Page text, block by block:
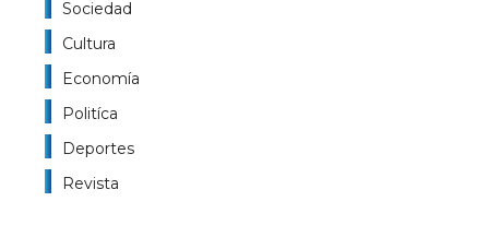
Sociedad
Cultura
Economía
Politíca
Deportes
Revista